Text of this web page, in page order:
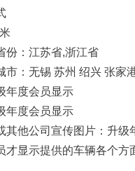
份：江苏省,浙江省
市：无锡 苏州 绍兴 张家
年度会员显示
年度会员显示
其他公司宣传图片：升级
才显示提供的车辆各个方